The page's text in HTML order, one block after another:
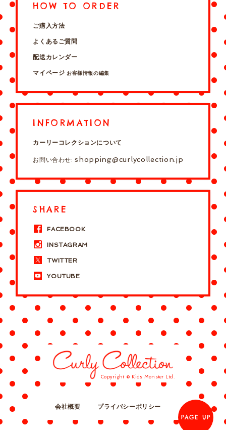
HOW TO ORDER
ご購入方法
よくあるご質問
配送カレンダー
マイページ お客様情報の編集
INFORMATION
カーリーコレクションについて
お問い合わせ:shopping@curlycollection.jp
SHARE
FACEBOOK
INSTAGRAM
TWITTER
YOUTUBE
Copyright © Kids Monster Ltd.
会社概要
プライバシーポリシー
PAGE UP